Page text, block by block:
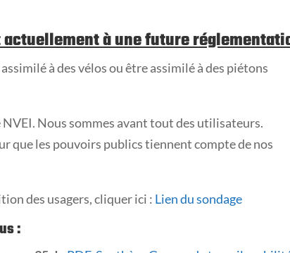
à une future
à des vélos ou être assimilé à des piétons
Nous sommes avant tout des utilisateurs.
que les pouvoirs publics tiennent compte de nos
des usagers, cliquer ici : Lien du sondage
: